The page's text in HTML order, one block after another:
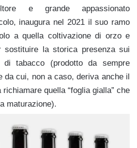
e grande appassionato
inaugura nel 2021 il suo ramo
a quella coltivazione di orzo e
sostituire la storica presenza sui
tabacco (prodotto da sempre
da cui, non a caso, deriva anche il
quella “foglia gialla” che
maturazione).